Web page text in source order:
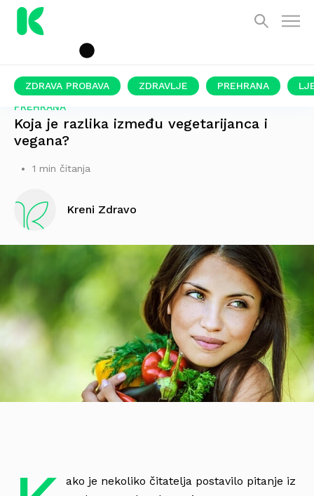
ZDRAVA PROBAVA ZDRAVLJE PREHRANA
PREHRANA
Koja je razlika između vegetarijanca i
vegana?
1 min čitanja
Kreni Zdravo
ako je nekoliko čitatelja postavilo pitanje iz